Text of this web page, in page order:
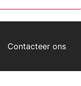
Contacteer ons